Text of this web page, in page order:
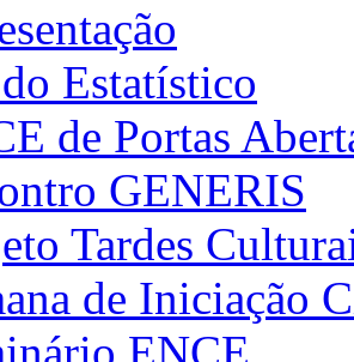
Estatístico
de Portas
GENERIS
Tardes
de Iniciação
ENCE